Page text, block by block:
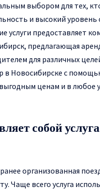
выбором для тех,
и высокий уровень
услуги предоставляет
предлагающая
для различных
в Новосибирске с
ценам и в любое
собой услуга
организованная
Чаще всего услуга